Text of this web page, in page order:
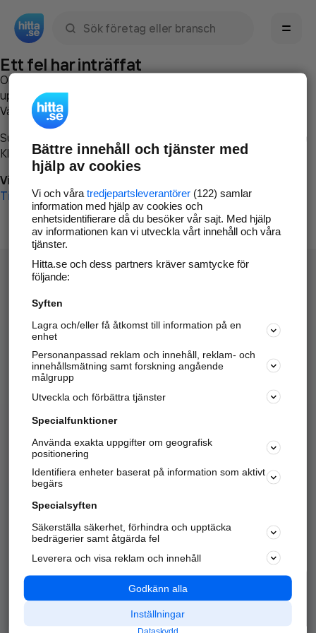
Ett fel har inträffat
Om du vill kan du
uppstod så att vi lättare och snabbare kan avhjälpa det.
Vänligen försök med följande:
Surfa till
Klicka påTillbaka-knappen i webbläsaren och försök igen
Vi beklagar besväret!
Till startsidan
Hitta.se - Gratis nummerupplysning.
Sök företag, personer och platser.
Hitta telefonnummer, adresser, företagsinfo mm.
Marknadsför företaget
Kom igång och annonsera mot
samarbetspartners nära dig.
Alla kategorier
Populära sökningar
API & Kartor
Annonsera
Integritet
Nödnummer
Bättre innehåll och tjänster med
hjälp av cookies
Vi och våra tredjepartsleverantörer(122) samlar
information med hjälp av cookies och
enhetsidentifierare då du besöker vår sajt. Med hjälp
av informationen kan vi utveckla vårt innehåll och våra
tjänster.
Hitta.se och dess partners kräver samtycke för
följande:
Syften
Lagra och/eller få åtkomst till information på en
enhet
Personanpassad reklam och innehåll, reklam- och
innehållsmätning samt forskning angående
målgrupp
Utveckla och förbättra tjänster
Specialfunktioner
Använda exakta uppgifter om geografisk
positionering
Identifiera enheter baserat på information som aktivt
begärs
Specialsyften
Säkerställa säkerhet, förhindra och upptäcka
bedrägerier samt åtgärda fel
Leverera och visa reklam och innehåll
Godkänn alla
Inställningar
Dataskydd